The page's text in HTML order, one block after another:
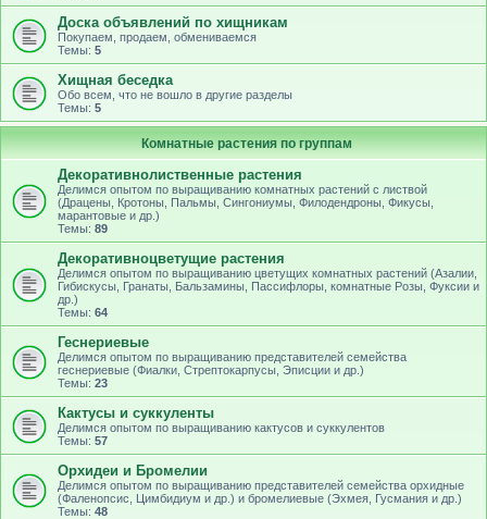
Доска объявлений по хищникам
Покупаем, продаем, обмениваемся
Темы: 5
Хищная беседка
Обо всем, что не вошло в другие разделы
Темы: 5
Комнатные растения по группам
Декоративнолиственные растения
Делимся опытом по выращиванию комнатных растений с листвой
(Драцены, Кротоны, Пальмы, Сингониумы, Филодендроны, Фикусы,
марантовые и др.)
Темы: 89
Декоративноцветущие растения
Делимся опытом по выращиванию цветущих комнатных растений (Азалии,
Гибискусы, Гранаты, Бальзамины, Пассифлоры, комнатные Розы, Фуксии и
др.)
Темы: 64
Геснериевые
Делимся опытом по выращиванию представителей семейства
геснериевые (Фиалки, Стрептокарпусы, Эписции и др.)
Темы: 23
Кактусы и суккуленты
Делимся опытом по выращиванию кактусов и суккулентов
Темы: 57
Орхидеи и Бромелии
Делимся опытом по выращиванию представителей семейства орхидные
(Фаленопсис, Цимбидиум и др.) и бромелиевые (Эхмея, Гусмания и др.)
Темы: 48